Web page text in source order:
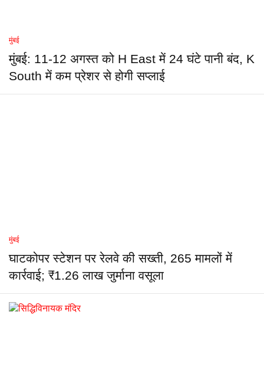
मुंबई
मुंबई: 11-12 अगस्त को H East में 24 घंटे पानी बंद, K
South में कम प्रेशर से होगी सप्लाई
मुंबई
घाटकोपर स्टेशन पर रेलवे की सख्ती, 265 मामलों में
कार्रवाई; ₹1.26 लाख जुर्माना वसूला